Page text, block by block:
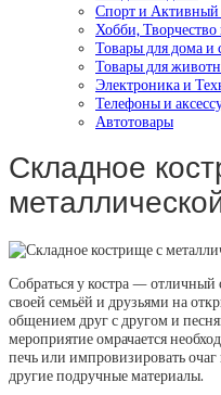
Спорт и Активный
Хобби,
Товары для дома и
Товары для
Электроника и
Телефоны и
Автотовары
Складное
Собраться у костра — отличный
своей семьёй и друзьями на
общением друг с другом и
мероприятие омрачается
печь или импровизировать очаг
другие подручные материалы.